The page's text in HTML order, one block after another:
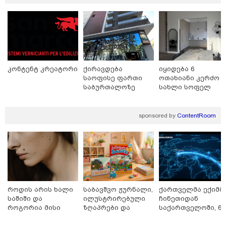
11:36 / 08-08-2026
წელიწადნახევარში საქართველოში 164
ადამიანი დაიკარგა - 57 პირს ამ დრომდე
ეძებენ
კონტენტ კრეატორი
ქირავდება
საოფისე ფართი
საბურთალოზე
იყიდება 6
ოთახიანი კერძო
სახლი სოფელ
sponsored by ContentRoom
როდის არის ხალი
საშიში და
როგორია მისი
საბავშვო ჟურნალი,
ილუსტრირებული
ზღაპრები და
ქართველმა
ჩინეთიდან
საქართველოში, 6